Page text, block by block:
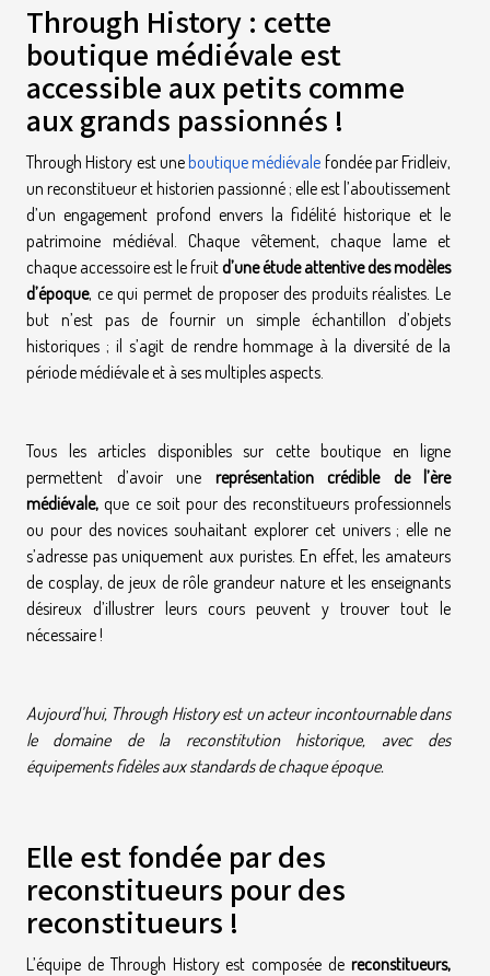
Through History : cette
boutique médiévale est
accessible aux petits comme
aux grands passionnés !
Through History est une boutique médiévale fondée par Fridleiv,
un reconstitueur et historien passionné ; elle est l’aboutissement
d’un engagement profond envers la fidélité historique et le
patrimoine médiéval. Chaque vêtement, chaque lame et
chaque accessoire est le fruitd’une étude attentive des modèles
d’époque, ce qui permet de proposer des produits réalistes. Le
but n’est pas de fournir un simple échantillon d’objets
historiques ; il s’agit de rendre hommage à la diversité de la
période médiévale et à ses multiples aspects.
Tous les articles disponibles sur cette boutique en ligne
permettent d’avoir une représentation crédible de l’ère
médiévale, que ce soit pour des reconstitueurs professionnels
ou pour des novices souhaitant explorer cet univers ; elle ne
s’adresse pas uniquement aux puristes. En effet, les amateurs
de cosplay, de jeux de rôle grandeur nature et les enseignants
désireux d’illustrer leurs cours peuvent y trouver tout le
nécessaire !
Aujourd’hui, Through History est un acteur incontournable dans
le domaine de la reconstitution historique, avec des
équipements fidèles aux standards de chaque époque.
Elle est fondée par des
reconstitueurs pour des
reconstitueurs !
L’équipe de Through History est composée de reconstitueurs,